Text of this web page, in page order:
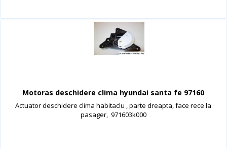
Motoras deschidere clima hyundai santa fe 97160
Actuator deschidere clima habitaclu , parte dreapta, face rece la
pasager, 971603k000